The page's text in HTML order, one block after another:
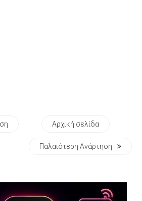
Αρχική σελίδα
Παλαιότερη Ανάρτηση